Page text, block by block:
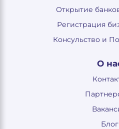
Открытие
Регистрация
Консульство и
О
Блог